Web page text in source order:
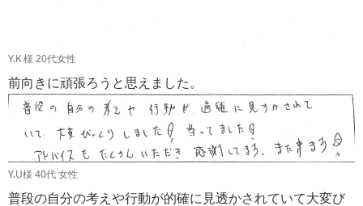
Y.K 様 20代女性
前向きに頑張ろうと思えました。
Y.U様 40代 女性
普段の自分の考えや行動が的確に見透かされていて大変び